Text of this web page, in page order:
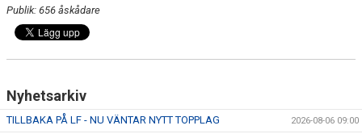
Publik: 656 åskådare
Nyhetsarkiv
TILLBAKA PÅ LF - NU VÄNTAR NYTT TOPPLAG 2026-08-06 09:00